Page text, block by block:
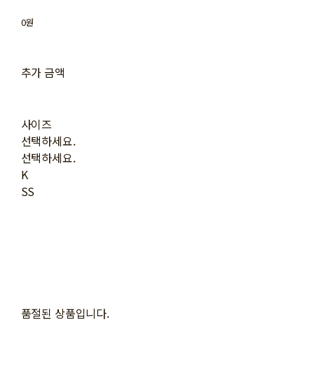
0원
추가 금액
사이즈
선택하세요.
선택하세요.
K
SS
품절된 상품입니다.